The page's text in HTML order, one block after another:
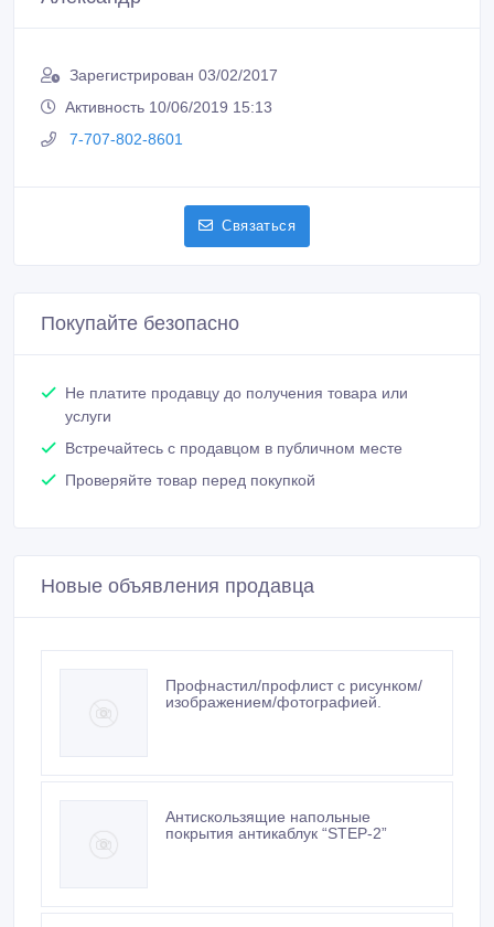
Зарегистрирован 03/02/2017
Активность 10/06/2019 15:13
7-707-802-8601
Связаться
Покупайте безопасно
Не платите продавцу до получения товара или
услуги
Встречайтесь с продавцом в публичном месте
Проверяйте товар перед покупкой
Новые объявления продавца
Профнастил/профлист с рисунком/
изображением/фотографией.
Антискользящие напольные
покрытия антикаблук “STEP-2”